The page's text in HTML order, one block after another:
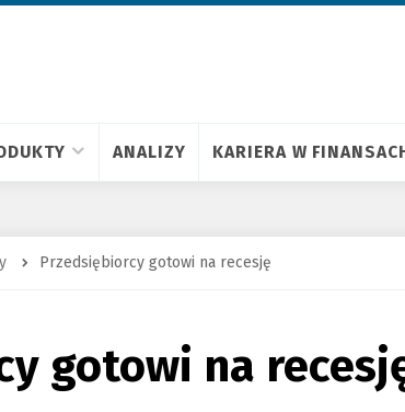
ANALIZY KARIERA W
Przedsiębiorcy gotowi na recesję
gotowi na